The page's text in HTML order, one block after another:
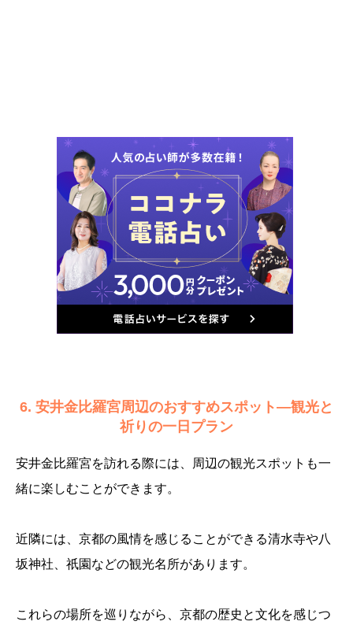
6. 安井金比羅宮周辺のおすすめスポット—観光と
祈りの一日プラン
安井金比羅宮を訪れる際には、周辺の観光スポットも一
緒に楽しむことができます。
近隣には、京都の風情を感じることができる清水寺や八
坂神社、祇園などの観光名所があります。
これらの場所を巡りながら、京都の歴史と文化を感じつ